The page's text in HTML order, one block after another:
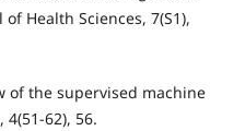
Health Sciences, 7(S1),
of the supervised machine
62), 56.